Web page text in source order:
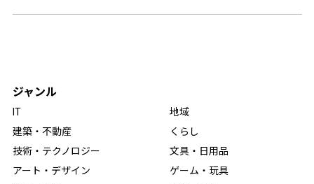
ジャンル
IT
建築・不動産
技術・テクノロジー
アート・デザイン
地域
くらし
文具・日用品
ゲーム・玩具